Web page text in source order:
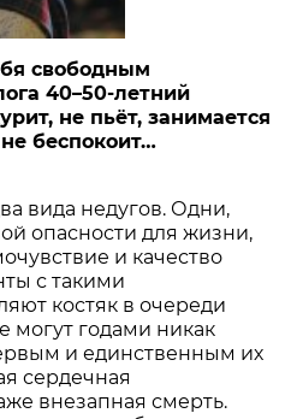
свободным
40–50-летний
не пьёт, занимается
беспокоит…
вида недугов. Одни,
опасности для жизни,
и качество
с такими
костяк в очереди
могут годами никак
и единственным их
сердечная
внезапная смерть.